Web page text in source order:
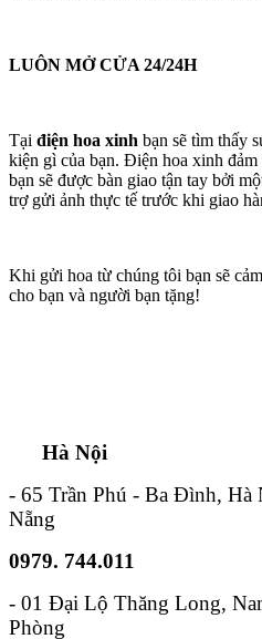
LUÔN MỞ CỬA 24/24H
Tại điện hoa xinh bạn sẽ tìm thấy
kiện gì của bạn. Điện hoa xinh đảm
bạn sẽ được bàn giao tận tay bởi
trợ gửi ảnh thực tế trước khi giao
Khi gửi hoa từ chúng tôi bạn sẽ
cho bạn và người bạn tặng!
Hà Nội
- 65 Trần Phú - Ba
Nẵng
0979. 744.011
- 01 Đại Lộ
Phòng